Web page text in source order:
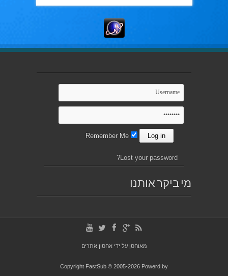
Lost your password?
מי ביקר אותנו
מאוחסן על ידיאחסון אתרים
Copyright FastSub © 2005-2026 Powerd by